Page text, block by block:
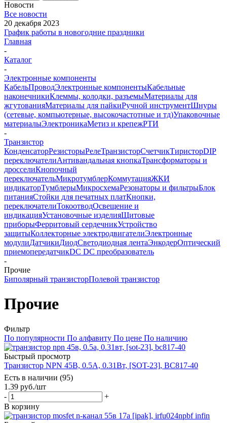
Новости
Все новости
20 декабря 2023
График работы в новогодние праздники
Главная
-
Каталог
-
Электронные компоненты
КабельПроводЭлектронные компонентыКабельные
наконечникиКлеммы, колодки, разъемыМатериалы для
жгутованияМатериалы для пайкиРучной инструментШнуры
(сетевые, компьютерные, высокочастотные и тд)Упаковочные
материалыЭлектроникаМетиз и крепежРТИ
-
Транзистор
КонденсаторРезисторыРелеТранзисторСчетчикТиристорDIP
переключателиАнтивандальная кнопкаТрансформаторы и
дросселиКнопочный
переключательМикротумблерКоммутацияЖКИ
индикаторТумблерыМикросхемаРезонаторы и фильтрыБлок
питанияСтойки для печатных платКнопки,
переключателиТокоотводОсвещение и
индикацияУстановочные изделияЩитовые
приборыФерритовый сердечникУстройство
защитыКоллекторные электродвигателиЭлектронные
модулиДатчикиДиодСветодиодная лентаЭнкодерОптический
приемопередатчикDC DC преобразователь
-
Прочие
Биполярный транзисторПолевой транзистор
Прочие
Фильтр
По популярности По алфавиту По цене По наличию
Быстрый просмотр
Транзистор NPN 45В, 0.5А, 0.31Вт, [SOT-23], BC817-40
Есть в наличии (95)
1.39 руб./шт
-
+
В корзину